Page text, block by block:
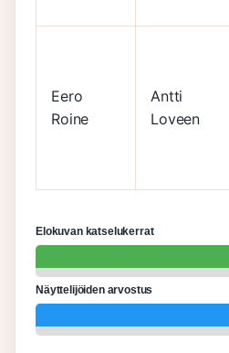
Eero
Roine
Antti
Loveen
Elokuvan katselukerrat
Näyttelijöiden arvostus